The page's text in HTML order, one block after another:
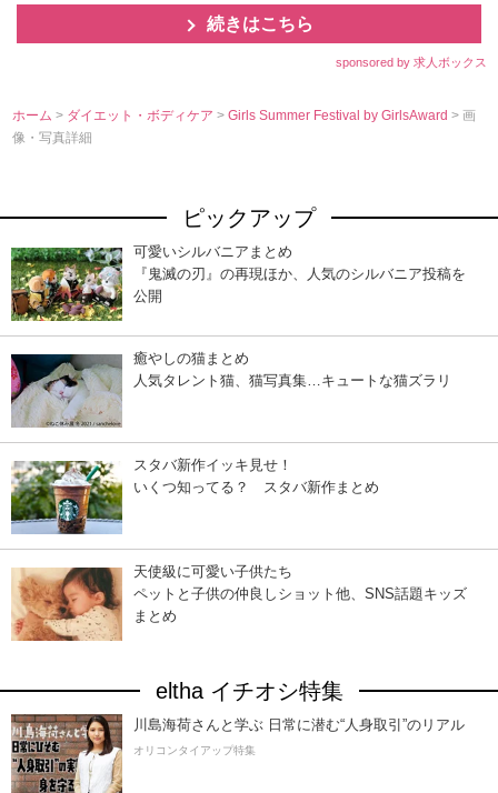
続きはこちら
sponsored by 求人ボックス
ホーム > ダイエット・ボディケア>Girls Summer Festival by GirlsAward> 画
像・写真詳細
ピックアップ
可愛いシルバニアまとめ
『鬼滅の刃』の再現ほか、人気のシルバニア投稿を
公開
癒やしの猫まとめ
人気タレント猫、猫写真集…キュートな猫ズラリ
スタバ新作イッキ見せ！
いくつ知ってる？ スタバ新作まとめ
天使級に可愛い子供たち
ペットと子供の仲良しショット他、SNS話題キッズ
まとめ
eltha イチオシ特集
川島海荷さんと学ぶ 日常に潜む“人身取引”のリアル
オリコンタイアップ特集